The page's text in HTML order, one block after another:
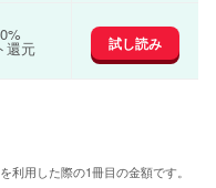
還元 試し読み
用した際の1冊目の金額です。